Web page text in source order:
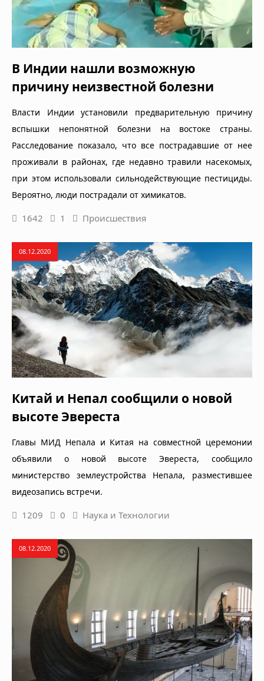
В Индии нашли возможную
причину неизвестной болезни
Власти Индии установили предварительную причину
вспышки непонятной болезни на востоке страны.
Расследование показало, что все пострадавшие от нее
проживали в районах, где недавно травили насекомых,
при этом использовали сильнодействующие пестициды.
Вероятно, люди пострадали от химикатов.
1642 1 Происшествия
08.12.2020
Китай и Непал сообщили о новой
высоте Эвереста
Главы МИД Непала и Китая на совместной церемонии
объявили о новой высоте Эвереста, сообщило
министерство землеустройства Непала, разместившее
видеозапись встречи.
1209 0 Наука и Технологии
08.12.2020